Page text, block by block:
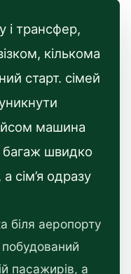
і трансфер,
кількома
старт. сімей
машина
багаж швидко
сім’я одразу
біля аеропорту
побудований
пасажирів, а